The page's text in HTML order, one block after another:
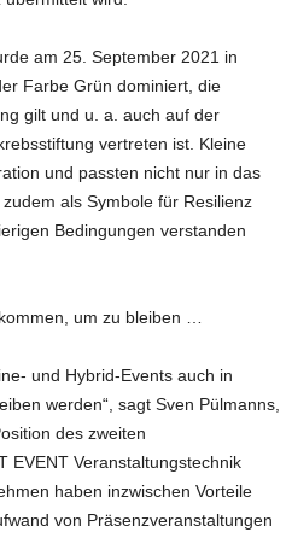
am 25. September 2021 in
Farbe Grün dominiert, die
gilt und u. a. auch auf der
vertreten ist. Kleine
und passten nicht nur in das
als Symbole für Resilienz
Bedingungen verstanden
um zu bleiben …
und Hybrid-Events auch in
werden“, sagt Sven Pülmanns,
des zweiten
EVENT Veranstaltungstechnik
haben inzwischen Vorteile
von Präsenzveranstaltungen